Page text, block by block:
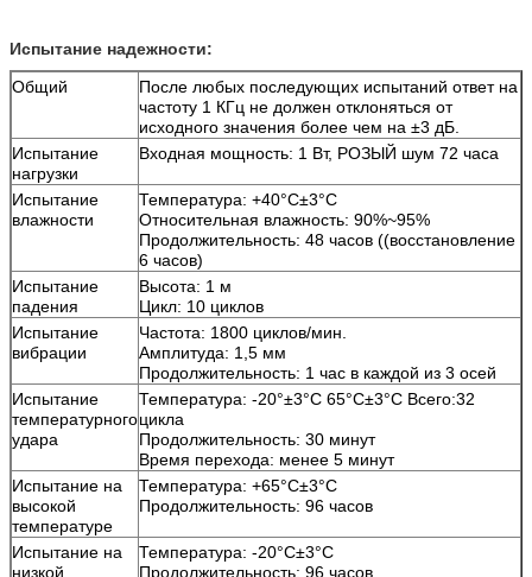
Испытание надежности:
Общий
После любых последующих испытаний ответ на
частоту 1 КГц не должен отклоняться от
исходного значения более чем на ±3 дБ.
Испытание
нагрузки
Входная мощность: 1 Вт, РОЗЫЙ шум 72 часа
Испытание
влажности
Температура: +40°C±3°C
Относительная влажность: 90%~95%
Продолжительность: 48 часов ((восстановление
6 часов)
Испытание
падения
Высота: 1 м
Цикл: 10 циклов
Испытание
вибрации
Частота: 1800 циклов/мин.
Амплитуда: 1,5 мм
Продолжительность: 1 час в каждой из 3 осей
Испытание
температурного
удара
Температура: -20°±3°C 65°C±3°C Всего:32
цикла
Продолжительность: 30 минут
Время перехода: менее 5 минут
Испытание на
высокой
температуре
Температура: +65°C±3°C
Продолжительность: 96 часов
Испытание на
низкой
Температура: -20°C±3°C
Продолжительность: 96 часов